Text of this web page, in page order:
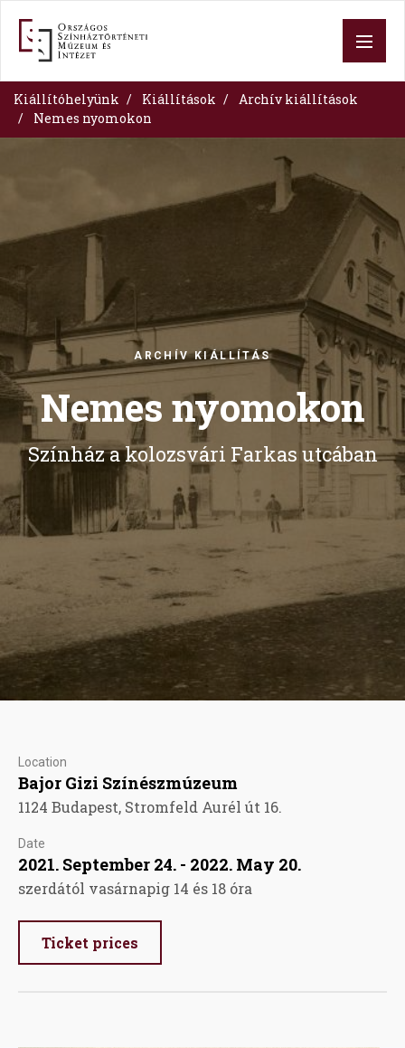
content
Kiállítóhelyünk Kiállítások
Archív kiállítások
Nemes nyomokon
ARCHÍV KIÁLLÍTÁS
Nemes nyomokon
Színház a kolozsvári Farkas utcában
Location
Bajor Gizi Színészmúzeum
1124 Budapest, Stromfeld Aurél út 16.
Date
2021. September 24. - 2022. May 20.
szerdától vasárnapig 14 és 18 óra
Ticket prices